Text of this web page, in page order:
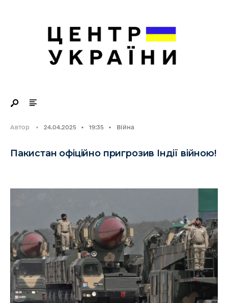
Автор • 24.04.2025 • 19:35 • Війна
Пакистан офіційно пригрозив Індії війною!